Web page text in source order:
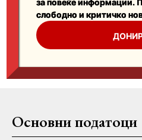
Основни податоци